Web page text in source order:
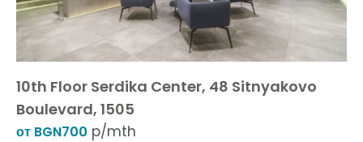
10th Floor Serdika Center, 48 Sitnyakovo
Boulevard, 1505
от BGN700 p/mth